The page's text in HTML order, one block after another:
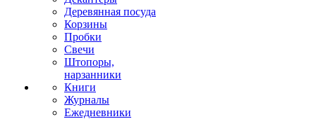
Деревянная посуда
Корзины
Пробки
Свечи
Штопоры,
нарзанники
Книги
Журналы
Ежедневники